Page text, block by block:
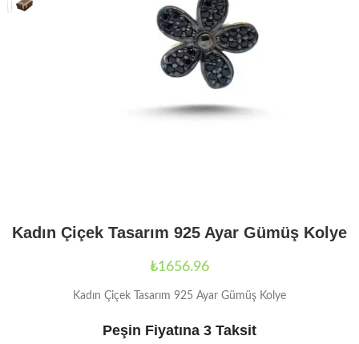
Kadın Çiçek Tasarım 925 Ayar Gümüş Kolye
₺1656.96
Kadın Çiçek Tasarım 925 Ayar Gümüş Kolye
Peşin Fiyatına 3 Taksit